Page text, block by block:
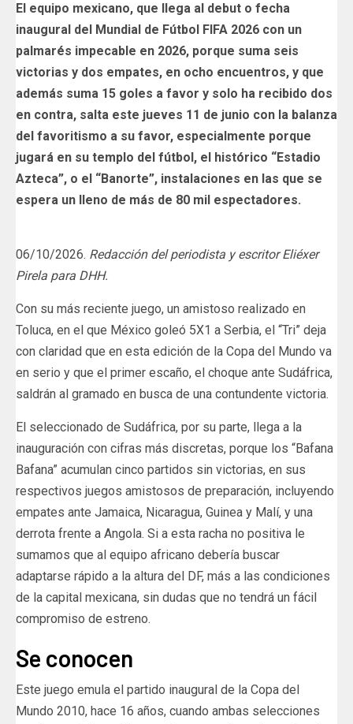
El equipo mexicano, que llega al debut o fecha
inaugural del Mundial de Fútbol FIFA 2026 con un
palmarés impecable en 2026, porque suma seis
victorias y dos empates, en ocho encuentros, y que
además suma 15 goles a favor y solo ha recibido dos
en contra, salta este jueves 11 de junio con la balanza
del favoritismo a su favor, especialmente porque
jugará en su templo del fútbol, el histórico “Estadio
Azteca”, o el “Banorte”, instalaciones en las que se
espera un lleno de más de 80 mil espectadores.
06/10/2026. Redacción del periodista y escritor Eliéxer
Pirela para DHH.
Con su más reciente juego, un amistoso realizado en
Toluca, en el que México goleó 5X1 a Serbia, el “Tri” deja
con claridad que en esta edición de la Copa del Mundo va
en serio y que el primer escaño, el choque ante Sudáfrica,
saldrán al gramado en busca de una contundente victoria.
El seleccionado de Sudáfrica, por su parte, llega a la
inauguración con cifras más discretas, porque los “Bafana
Bafana” acumulan cinco partidos sin victorias, en sus
respectivos juegos amistosos de preparación, incluyendo
empates ante Jamaica, Nicaragua, Guinea y Malí, y una
derrota frente a Angola. Si a esta racha no positiva le
sumamos que al equipo africano debería buscar
adaptarse rápido a la altura del DF, más a las condiciones
de la capital mexicana, sin dudas que no tendrá un fácil
compromiso de estreno.
Se conocen
Este juego emula el partido inaugural de la Copa del
Mundo 2010, hace 16 años, cuando ambas selecciones